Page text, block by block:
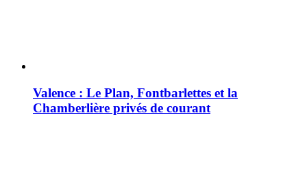
Valence : Le Plan, Fontbarlettes et la
Chamberlière privés de courant